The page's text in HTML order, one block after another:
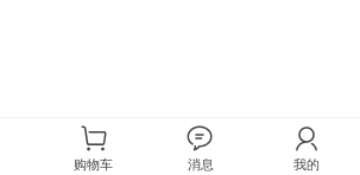
购物车 消息 我的